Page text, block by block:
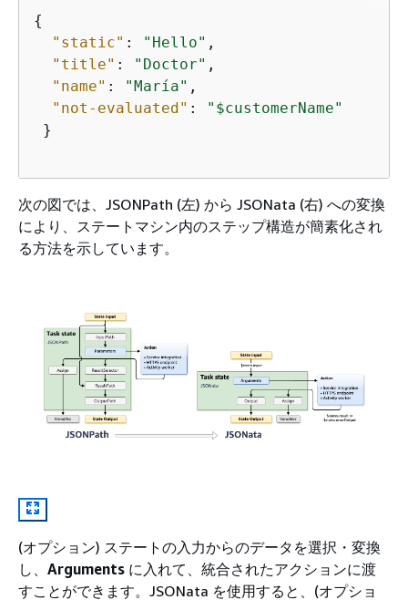
{
"static" : "Hello" ,
"title" : "Doctor" ,
"name" : "María" ,
"not-evaluated" :
"$customerName"
}
次の図では、JSONPath (左) から JSONata (右) への変換
により、ステートマシン内のステップ構造が簡素化され
る方法を示しています。
(オプション) ステートの入力からのデータを選択・変換
し、 Arguments に入れて、統合されたアクションに渡
すことができます。JSONata を使用すると、(オプショ